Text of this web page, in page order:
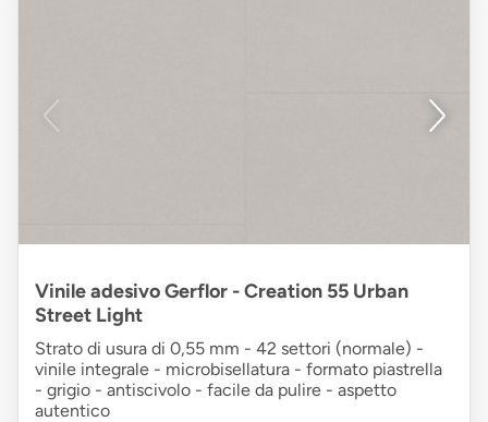
Vinile adesivo Gerflor - Creation 55 Urban
Street Light
Strato di usura di 0,55 mm - 42 settori (normale) -
vinile integrale - microbisellatura - formato piastrella
- grigio - antiscivolo - facile da pulire - aspetto
autentico